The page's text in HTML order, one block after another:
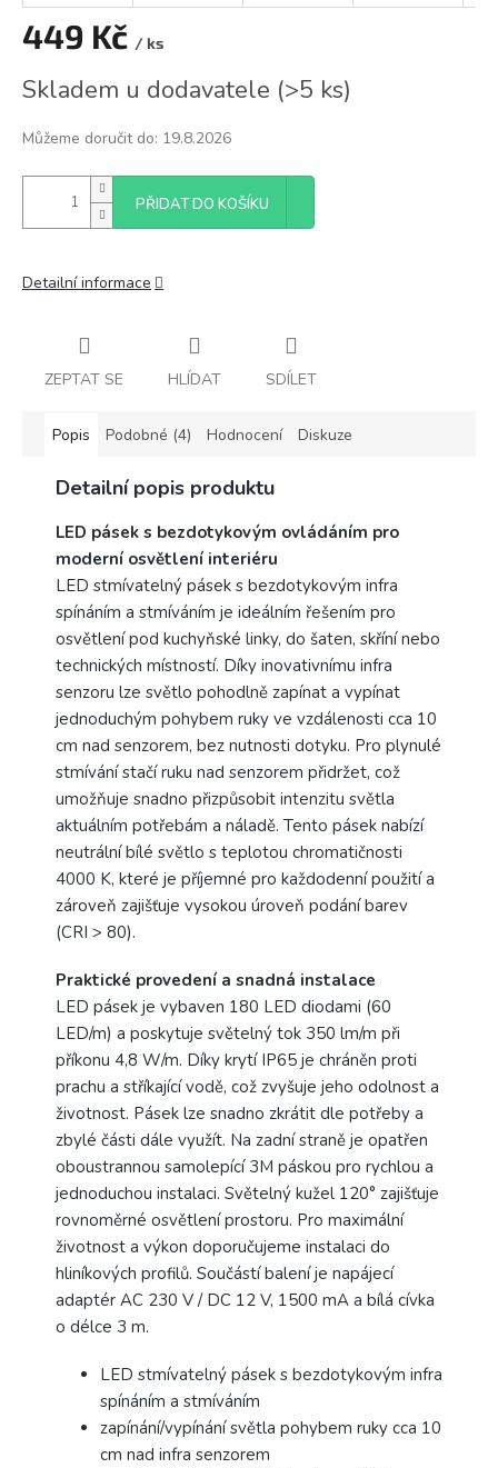
449 Kč / ks
cena:
Skladem u dodavatele (>5 ks)
Můžeme doručit do: 19.8.2026
PŘIDAT DO KOŠÍKU
Detailní informace
ZEPTAT SE HLÍDAT SDÍLET
Popis Podobné (4) Hodnocení Diskuze
Detailní popis produktu
LED pásek s bezdotykovým ovládáním pro
moderní osvětlení interiéru
LED stmívatelný pásek s bezdotykovým infra
spínáním a stmíváním je ideálním řešením pro
osvětlení pod kuchyňské linky, do šaten, skříní nebo
technických místností. Díky inovativnímu infra
senzoru lze světlo pohodlně zapínat a vypínat
jednoduchým pohybem ruky ve vzdálenosti cca 10
cm nad senzorem, bez nutnosti dotyku. Pro plynulé
stmívání stačí ruku nad senzorem přidržet, což
umožňuje snadno přizpůsobit intenzitu světla
aktuálním potřebám a náladě. Tento pásek nabízí
neutrální bílé světlo s teplotou chromatičnosti
4000 K, které je příjemné pro každodenní použití a
zároveň zajišťuje vysokou úroveň podání barev
(CRI > 80).
Praktické provedení a snadná instalace
LED pásek je vybaven 180 LED diodami (60
LED/m) a poskytuje světelný tok 350 lm/m při
příkonu 4,8 W/m. Díky krytí IP65 je chráněn proti
prachu a stříkající vodě, což zvyšuje jeho odolnost a
životnost. Pásek lze snadno zkrátit dle potřeby a
zbylé části dále využít. Na zadní straně je opatřen
oboustrannou samolepící 3M páskou pro rychlou a
jednoduchou instalaci. Světelný kužel 120° zajišťuje
rovnoměrné osvětlení prostoru. Pro maximální
životnost a výkon doporučujeme instalaci do
hliníkových profilů. Součástí balení je napájecí
adaptér AC 230 V / DC 12 V, 1500 mA a bílá cívka
o délce 3 m.
LED stmívatelný pásek s bezdotykovým infra
spínáním a stmíváním
zapínání/vypínání světla pohybem ruky cca 10
cm nad infra senzorem